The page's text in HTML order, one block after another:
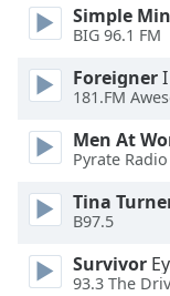
Background
Color
Opacity
Caption
Area
Color
Simple
BIG 96.1 FM
Foreigner
181.FM
Men At
Pyrate Radio
Tina
B97.5
Survivor
93.3 The